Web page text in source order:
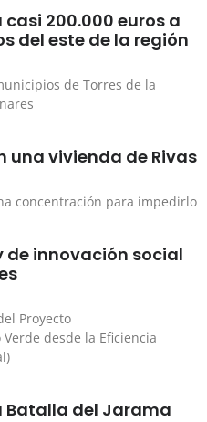
200.000 euros a
del este de la región
de Torres de la
una vivienda de Rivas
concentración para impedirlo
innovación social
Proyecto
desde la Eficiencia
Batalla del Jarama